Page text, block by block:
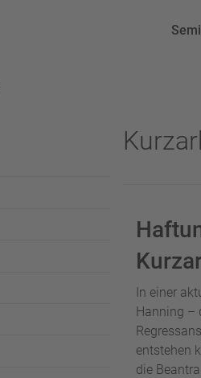
In einer
Hanning –
entstehen
die